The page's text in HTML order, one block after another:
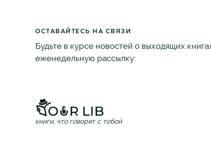
ОСТАВАЙТЕСЬ НА СВЯЗИ
Будьте в курсе новостей о выходящих
еженедельную рассылку:
книги, что говорят с тобой